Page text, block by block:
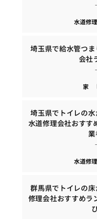
水道修理
埼玉県で給水管つ
会社
家
埼玉県でトイレの
水道修理会社おすす
水道修理
群馬県でトイレの
修理会社おすすめラ